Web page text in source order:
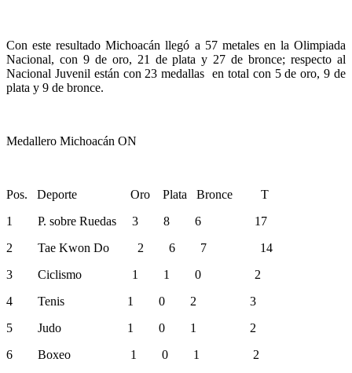
Con este resultado Michoacán llegó a 57 metales en la Olimpiada
Nacional, con 9 de oro, 21 de plata y 27 de bronce; respecto al
Nacional Juvenil están con 23 medallas en total con 5 de oro, 9 de
plata y 9 de bronce.
Medallero Michoacán ON
Pos. Deporte Oro Plata Bronce T
1 P. sobre Ruedas 3 8 6 17
2 Tae Kwon Do 2 6 7 14
3 Ciclismo 1 1 0 2
4 Tenis 1 0 2 3
5 Judo 1 0 1 2
6 Boxeo 1 0 1 2